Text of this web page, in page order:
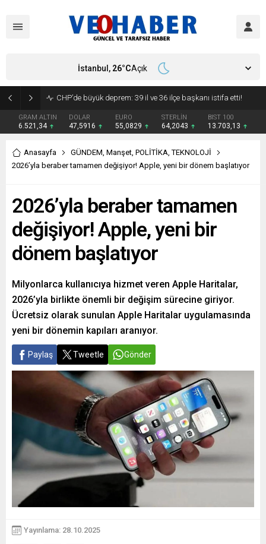
GRAM ALTIN
6.521,34
DOLAR
47,5916
EURO
55,0829
STERLİN
64,2043
BIST 100
13.703,13
İstanbul, 26°CAçık
Anasayfa GÜNDEM, Manşet, POLİTİKA,TEKNOLOJİ
2026’yla beraber tamamen değişiyor! Apple, yeni bir dönem başlatıyor
2026’yla beraber tamamen
değişiyor! Apple, yeni bir
dönem başlatıyor
Milyonlarca kullanıcıya hizmet veren Apple Haritalar,
2026’yla birlikte önemli bir değişim sürecine giriyor.
Ücretsiz olarak sunulan Apple Haritalar uygulamasında
yeni bir dönemin kapıları aranıyor.
Paylaş Tweetle Gönder
Yayınlama: 28.10.2025